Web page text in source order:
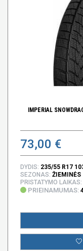
IMPERIAL
73,00 €
DYDIS: 235/55 R17
SEZONAS: ŽIEMINĖS
PRISTATYMO LAIKAS:
PRIEINAMUMAS: